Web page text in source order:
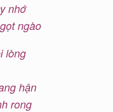
nhớ
ngào
lòng
hận
rong